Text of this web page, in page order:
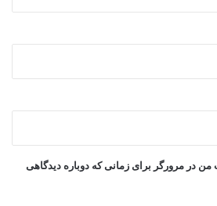
من در مرورگر برای زمانی که دوباره دیدگاهی